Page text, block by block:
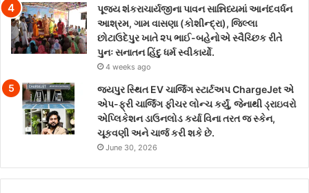
પૂજ્ય શંકરાચાર્યજીના પાવન સાન્નિધ્યમાં આનંદવર્ધન
આશ્રમ, ગામ વાસણા (કોશીન્દ્રા), જિલ્લા
છોટાઉદેપુર ખાતે ૨૫ ભાઈ-બહેનોએ સ્વૈચ્છિક રીતે
પુનઃ સનાતન હિંદુ ધર્મ સ્વીકાર્યો.
4 weeks ago
જયપુર સ્થિત EV ચાર્જિંગ સ્ટાર્ટઅપ ChargeJet એ
એપ-ફ્રી ચાર્જિંગ ફીચર લોન્ચ કર્યું, જેનાથી ડ્રાઇવરો
એપ્લિકેશન ડાઉનલોડ કર્યા વિના તરત જ સ્કેન,
ચૂકવણી અને ચાર્જ કરી શકે છે.
June 30, 2026